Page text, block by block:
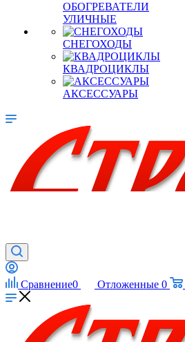
ОБОГРЕВАТЕЛИ
УЛИЧНЫЕ
СНЕГОХОДЫ
КВАДРОЦИКЛЫ
АКСЕССУАРЫ
Сравнение0 Отложенные 0